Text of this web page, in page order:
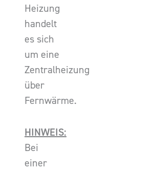
Heizung
handelt
es sich
um eine
Zentralheizung
über
Fernwärme.
HINWEIS:
Bei
einer